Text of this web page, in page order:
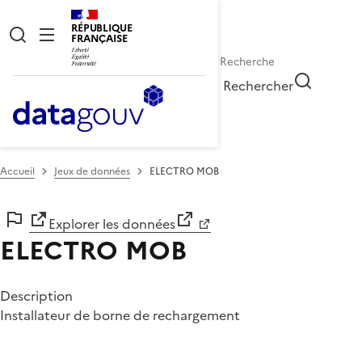
RÉPUBLIQUE
FRANÇAISE
Rechercher
Accueil Jeux de données ELECTRO MOB
Explorer les données
ELECTRO MOB
Description
Installateur de borne de rechargement